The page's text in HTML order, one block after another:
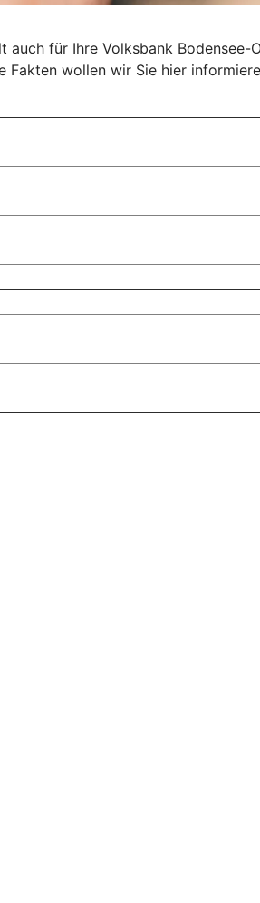
für Ihre Volksbank
wollen wir Sie hier